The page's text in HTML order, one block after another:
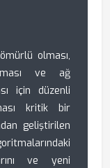
olması,
ve ağ
için düzenli
kritik bir
geliştirilen
ve yeni